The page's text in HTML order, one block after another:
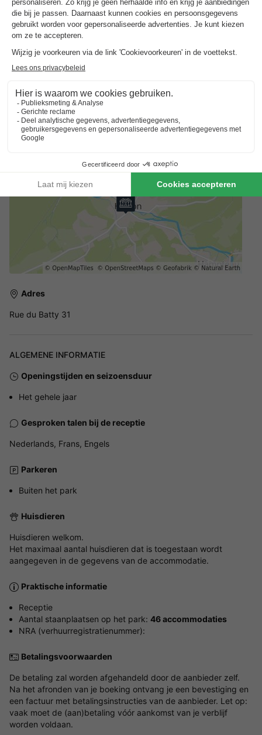
Goed omte weten
Voorkeuren
Voor voorkeuren zoals bijvoorbeeld de ligging van je
accommodatie kun je contact opnemen met de aanbieder.
Reserveren meerdere accommodaties
Reserveringen met meerdere accommodaties zijn pas
gegarandeerd wanneer u een factuur vanuit het park ontvangt.
Adres
Rue du Batty 31
ALGEMENE INFORMATIE
Openingstijden en seizoensduur
Het gehele jaar
Gesproken talen bij de receptie
Nederlands, Frans, Engels
Parkeren
Buiten het park
Huisdieren
Huisdieren welkom.
Het maximaal aantal huisdieren dat is toegestaan wordt
aangegeven in de gegevens van de accommodatie.
Praktische informatie
Receptie
Aantal staanplaatsen op het park: 46 accommodaties
NRA (verhuurregistratienummer):
Betalingsvoorwaarden
De betaling zal worden afgehandeld door de aanbieder zelf.
Na het afronden van je boeking ontvang je een bevestiging en
een factuur met betalingsinstructies van de aanbieder. Let op:
vaak moet de (aan)betaling vóór aankomst van je verblijf
worden voldaan.